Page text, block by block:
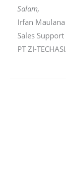
Salam,
Irfan
Sales
PT ZI-